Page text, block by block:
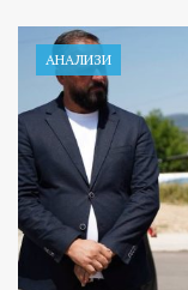
АНАЛИЗИ